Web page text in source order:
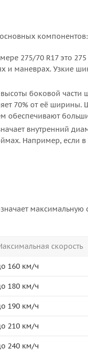
компонентов:
275/70 R17 это
и маневрах. Узкие
боковой
70% от её
обеспечивают
внутренний
Например, если
скорость
160 км/ч
180 км/ч
190 км/ч
210 км/ч
240 км/ч